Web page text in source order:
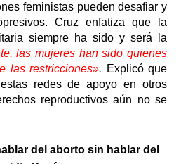
feministas pueden desafiar y
Cruz enfatiza que la
siempre ha sido y será la
las mujeres han sido quienes
las restricciones». Explicó que
redes de apoyo en otros
reproductivos aún no se
del aborto sin hablar del